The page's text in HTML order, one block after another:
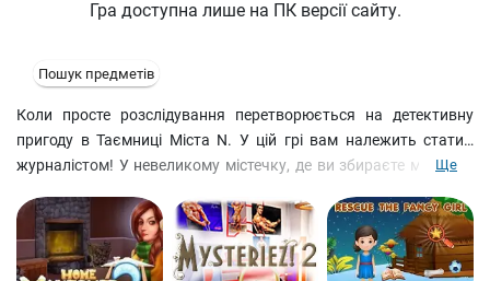
Гра доступна лише на ПК версії сайту.
Пошук предметів
Коли просте розслідування перетворюється на детективну
пригоду в Таємниці Міста N. У цій грі вам належить стати…
журналістом! У невеликому містечку, де ви збираєте матеріал
наскільки небезпечною може бути ця професія. Адже
безневинне на перший погляд розслідування починає
перетворюватися на справжню детективну пригоду! Ви
Ще